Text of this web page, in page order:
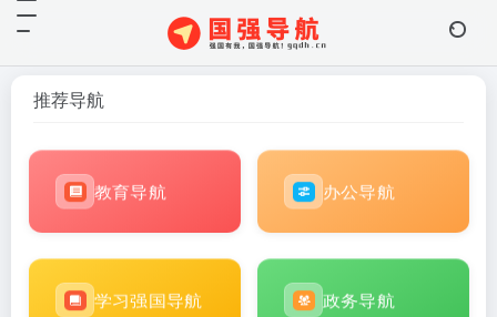
推荐导航
教育导航 办公导航
学习强国导航 政务导航